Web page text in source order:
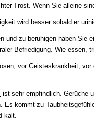
Trost. Wenn Sie alleine
wird besser sobald er
und zu beruhigen haben Sie
Befriedigung. Wie essen,
vor Geisteskrankheit, vor
ist sehr empfindlich. Gerüche
Es kommt zu
kalt.